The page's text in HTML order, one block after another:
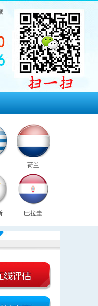
荷兰
巴拉圭